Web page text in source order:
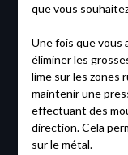
que vous
Une fois que vous
éliminer les
lime sur les zones
maintenir une
effectuant des
direction. Cela
sur le métal.